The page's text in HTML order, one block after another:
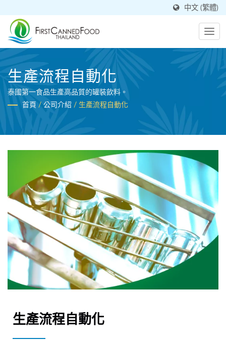
中文 (繁體)
生產流程自動化
泰國第一食品生產高品質的罐裝飲料。
首頁 / 公司介紹 / 生產流程自動化
生產流程自動化